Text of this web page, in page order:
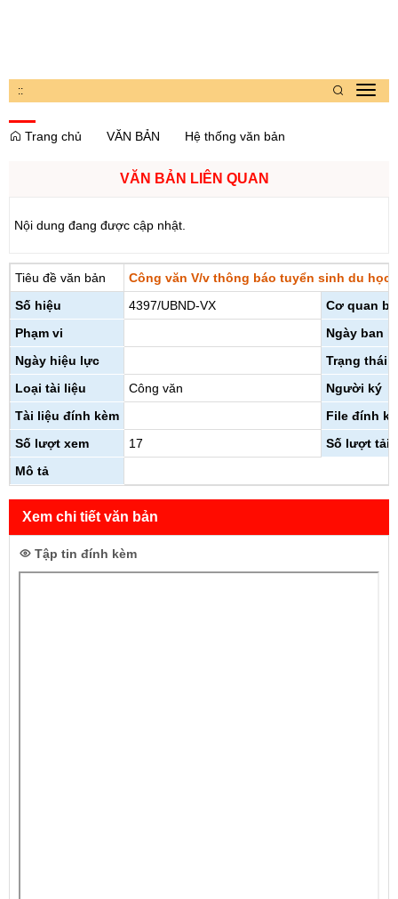
::
Trang chủ
VĂN BẢN Hệ thống văn bản
VĂN BẢN LIÊN QUAN
Nội dung đang được cập nhật.
Tiêu đề văn bản
Công văn V/v thông báo tuyển sinh du học
Số hiệu
4397/UBND-VX
Cơ quan
Phạm vi
Ngày ban
Ngày hiệu lực
Trạng thái
Loại tài liệu
Công văn
Người ký
Tài liệu đính kèm
File đính
Số lượt xem
17
Số lượt tải
Mô tả
Xem chi tiết văn bản
Tập tin đính kèm